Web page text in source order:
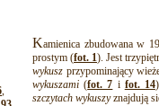
,
Kamienica zbudowana w
prostym (fot. 1). Jest
wykusz przypominający
wykuszami (fot. 7 i fot. 14
szczytach wykuszyznajdują